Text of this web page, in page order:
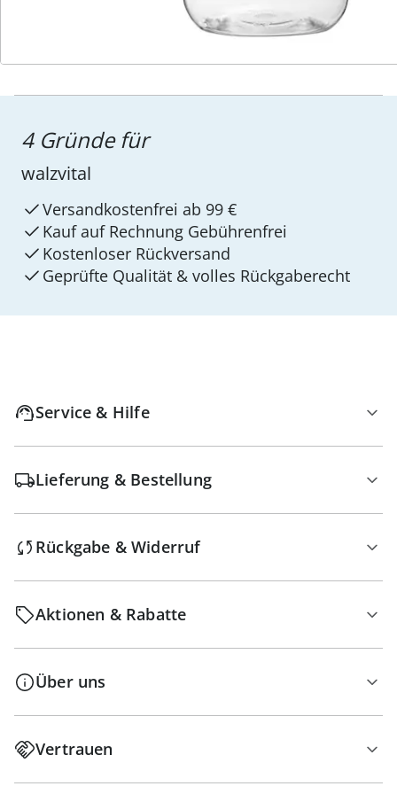
4 Gründe für
walzvital
Versandkostenfrei ab 99 €
Kauf auf Rechnung Gebührenfrei
Kostenloser Rückversand
Geprüfte Qualität & volles Rückgaberecht
Service & Hilfe
Lieferung & Bestellung
Rückgabe & Widerruf
Aktionen & Rabatte
Über uns
Vertrauen